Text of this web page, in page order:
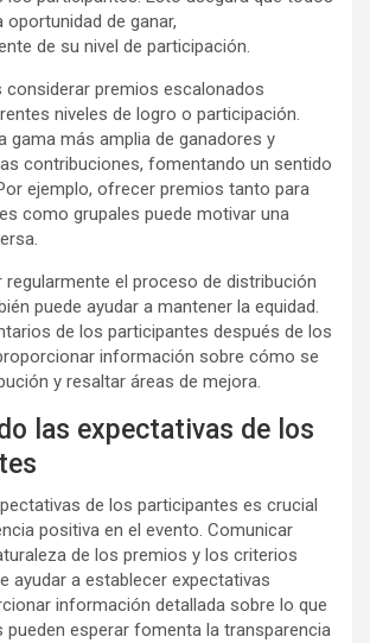
de ganar,
de su nivel de participación.
considerar premios escalonados
niveles de logro o participación.
gama más amplia de ganadores y
contribuciones, fomentando un sentido
ejemplo, ofrecer premios tanto para
como grupales puede motivar una
regularmente el proceso de distribución
puede ayudar a mantener la equidad.
de los participantes después de los
información sobre cómo se
y resaltar áreas de mejora.
las expectativas de los
de los participantes es crucial
positiva en el evento. Comunicar
de los premios y los criterios
ayudar a establecer expectativas
información detallada sobre lo que
pueden esperar fomenta la transparencia